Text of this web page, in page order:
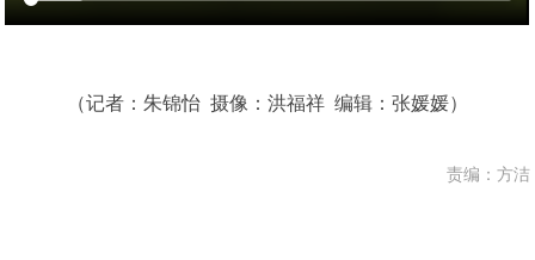
（记者：朱锦怡 摄像：洪福祥 编辑：张媛媛）
责编：方洁